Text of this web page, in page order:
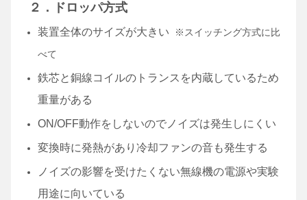
２．ドロッパ方式
装置全体のサイズが大きい ※スイッチング方式に比
べて
鉄芯と銅線コイルのトランスを内蔵しているため
重量がある
ON/OFF動作をしないのでノイズは発生しにくい
変換時に発熱があり冷却ファンの音も発生する
ノイズの影響を受けたくない無線機の電源や実験
用途に向いている